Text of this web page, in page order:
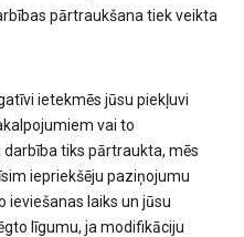
pārtraukšana tiek veikta
ietekmēs jūsu piekļuvi
vai to
tiks pārtraukta, mēs
iepriekšēju paziņojumu
ieviešanas laiks un jūsu
līgumu, ja modifikāciju